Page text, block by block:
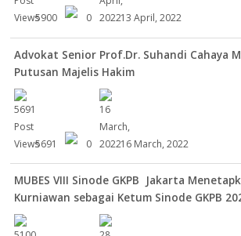
5900 0 13 April, 2022
Advokat Senior Prof.Dr. Suhandi Cahaya
Putusan Majelis Hakim
5691 0 16 March, 2022
MUBES VIII Sinode GKPB Jakarta
Kurniawan sebagai Ketum Sinode GKPB